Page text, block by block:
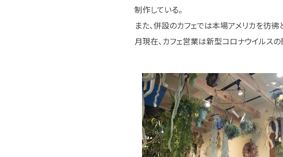
制作している。
また、併設のカフェでは本場アメリカを彷
月現在、カフェ営業は新型コロナウイルスの